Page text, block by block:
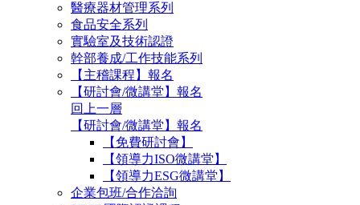
醫療器材管理系列
食品安全系列
實驗室及技術認證
幹部養成/工作技能系列
【主稽課程】報名
【研討會/微講堂】報名
回上一層
【研討會/微講堂】報名
【免費研討會】
【領導力ISO微講堂】
【領導力ESG微講堂】
企業包班/合作洽詢